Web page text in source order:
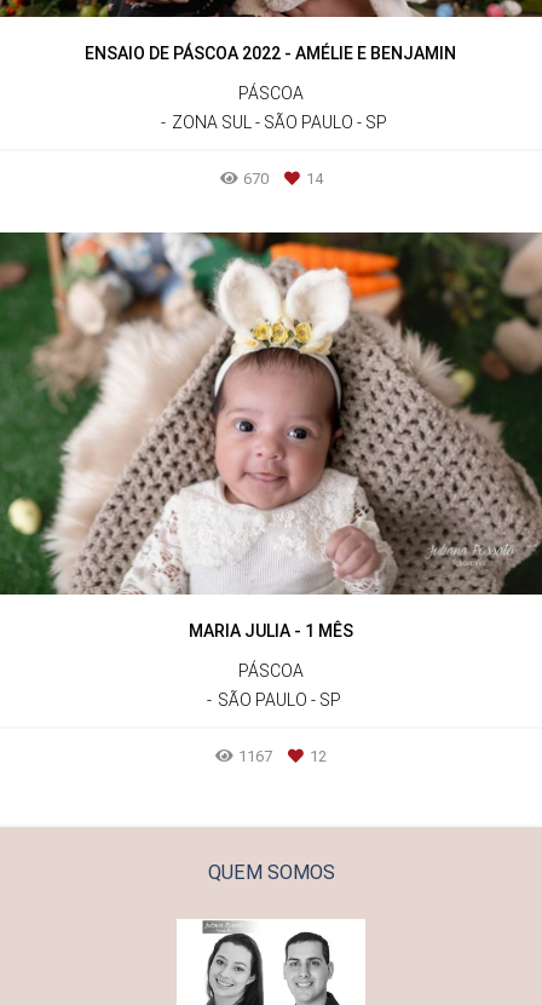
ENSAIO DE PÁSCOA 2022 - AMÉLIE E BENJAMIN
PÁSCOA
ZONA SUL - SÃO PAULO - SP
670 14
MARIA JULIA - 1 MÊS
PÁSCOA
SÃO PAULO - SP
1167 12
QUEM SOMOS